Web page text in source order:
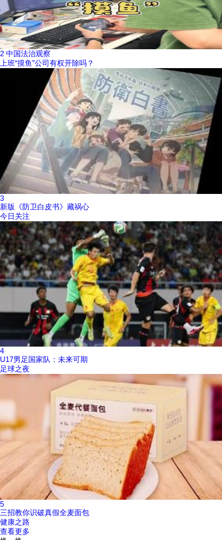
2 中国法治观察
上班“摸鱼”公司有权开除吗？
3
新版《防卫白皮书》藏祸心
今日关注
4
U17男足国家队：未来可期
足球之夜
5
三招教你识破真假全麦面包
健康之路
查看更多